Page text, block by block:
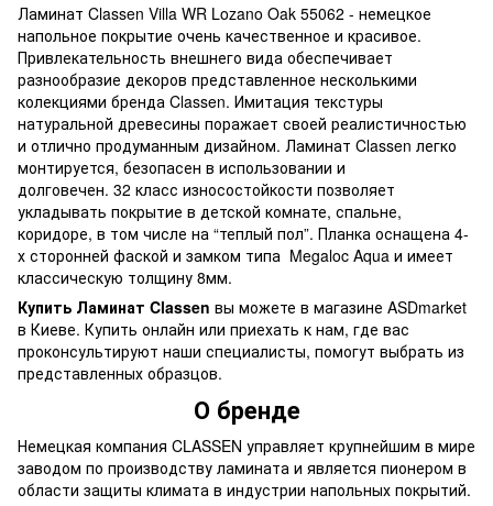
Ламинат Classen Villa WR Lozano Oak 55062 - немецкое
напольное покрытие очень качественное и красивое.
Привлекательность внешнего вида обеспечивает
разнообразие декоров представленное несколькими
колекциями бренда Classen. Имитация текстуры
натуральной древесины поражает своей реалистичностью
и отлично продуманным дизайном. Ламинат Classen легко
монтируется, безопасен в использовании и
долговечен. 32 класс износостойкости позволяет
укладывать покрытие в детской комнате, спальне,
коридоре, в том числе на “теплый пол”. Планка оснащена 4-
х сторонней фаской и замком типа Megaloc Aqua и имеет
классическую толщину 8мм.
Купить Ламинат Classen вы можете в магазине ASDmarket
в Киеве. Купить онлайн или приехать к нам, где вас
проконсультируют наши специалисты, помогут выбрать из
представленных образцов.
О бренде
Немецкая компания CLASSEN управляет крупнейшим в мире
заводом по производству ламината и является пионером в
области защиты климата в индустрии напольных покрытий.